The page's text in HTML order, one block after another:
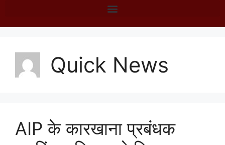
Quick News
AIP के कारखाना प्रबंधक